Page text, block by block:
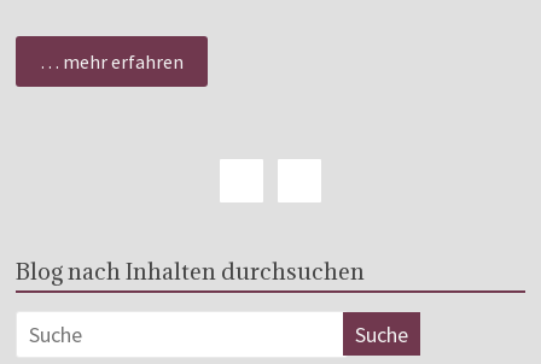
… mehr erfahren
Blog nach Inhalten durchsuchen